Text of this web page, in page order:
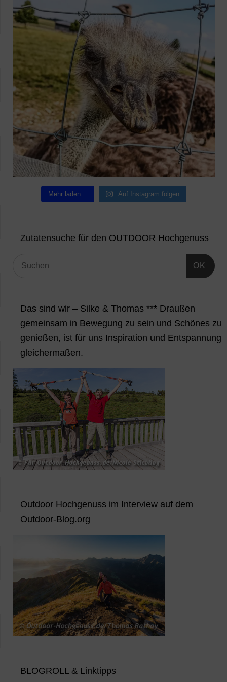
Mehr laden… Auf Instagram folgen
Zutatensuche für den OUTDOOR Hochgenuss
OK
Das sind wir – Silke & Thomas *** Draußen
gemeinsam in Bewegung zu sein und Schönes zu
genießen, ist für uns Inspiration und Entspannung
gleichermaßen.
Outdoor Hochgenuss im Interview auf dem
Outdoor-Blog.org
BLOGROLL & Linktipps